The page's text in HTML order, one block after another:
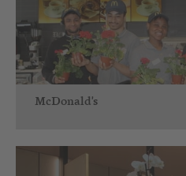
McDonald's